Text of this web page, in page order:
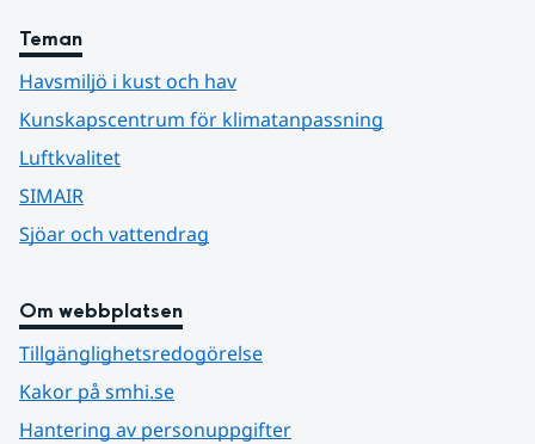
Teman
Havsmiljö i kust och hav
Kunskapscentrum för klimatanpassning
Luftkvalitet
SIMAIR
Sjöar och vattendrag
Om webbplatsen
Tillgänglighetsredogörelse
Kakor på smhi.se
Hantering av personuppgifter